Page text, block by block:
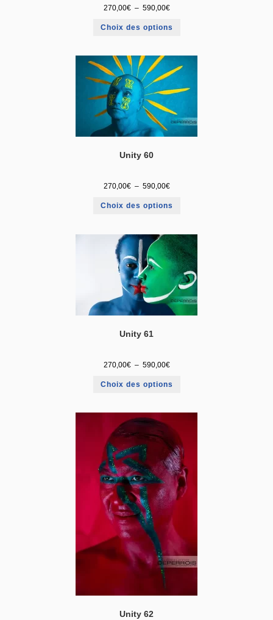
270,00€ – 590,00€
Choix des options
Unity 60
270,00€ – 590,00€
Choix des options
Unity 61
270,00€ – 590,00€
Choix des options
Unity 62